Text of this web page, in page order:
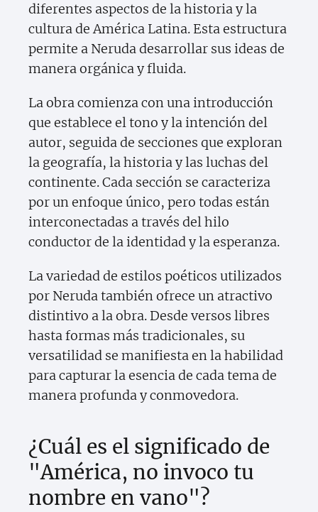
diferentes aspectos de la historia y la
cultura de América Latina. Esta estructura
permite a Neruda desarrollar sus ideas de
manera orgánica y fluida.
La obra comienza con una introducción
que establece el tono y la intención del
autor, seguida de secciones que exploran
la geografía, la historia y las luchas del
continente. Cada sección se caracteriza
por un enfoque único, pero todas están
interconectadas a través del hilo
conductor de la identidad y la esperanza.
La variedad de estilos poéticos utilizados
por Neruda también ofrece un atractivo
distintivo a la obra. Desde versos libres
hasta formas más tradicionales, su
versatilidad se manifiesta en la habilidad
para capturar la esencia de cada tema de
manera profunda y conmovedora.
¿Cuál es el significado de
"América, no invoco tu
nombre en vano"?